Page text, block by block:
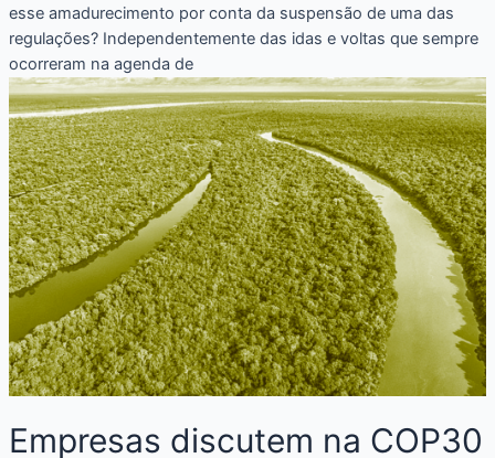
esse amadurecimento por conta da suspensão de uma das
regulações? Independentemente das idas e voltas que sempre
ocorreram na agenda de
Empresas discutem na COP30